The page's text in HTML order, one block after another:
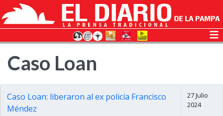
Caso Loan
Caso Loan: liberaron al ex policía Francisco
Méndez
27 Julio
2024